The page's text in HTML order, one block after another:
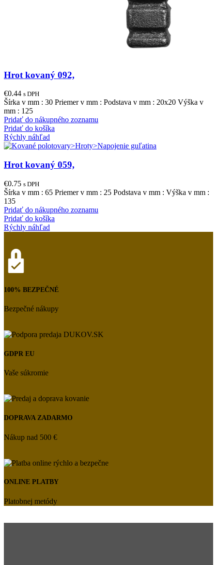
Hrot kovaný 092,
€0.44 s DPH
Šírka v mm : 30 Priemer v mm : Podstava v mm : 20x20 Výška v
mm : 125
Pridať do nákupného zoznamu
Pridať do košíka
Rýchly náhľad
Hrot kovaný 059,
€0.75 s DPH
Šírka v mm : 65 Priemer v mm : 25 Podstava v mm : Výška v mm :
135
Pridať do nákupného zoznamu
Pridať do košíka
Rýchly náhľad
100% BEZPEČNÉ
Bezpečné nákupy
GDPR EU
Vaše súkromie
DOPRAVA ZADARMO
Nákup nad 500 €
ONLINE PLATBY
Platobnej metódy